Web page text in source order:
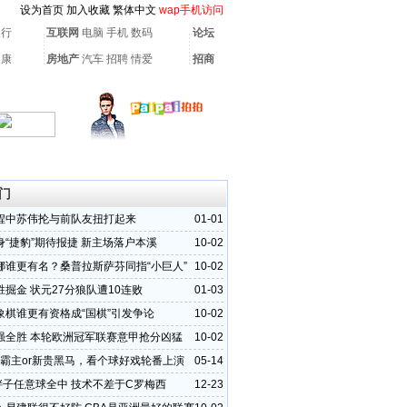
设为首页 加入收藏 繁体中文 wap手机访问
互联网 电脑 手机 数码 论坛
房地产 汽车 招聘 情爱 招商
01-01
中苏伟抡与前队友扭打起来
10-02
“捷豹”期待报捷 新主场落户本溪
10-02
谁更有名？桑普拉斯萨芬同指“小巨人”
01-03
掘金 状元27分狼队遭10连败
10-02
棋谁更有资格成“国棋”引发争论
10-02
全胜 本轮欧洲冠军联赛意甲抢分凶猛
05-14
主or新贵黑马，看个球好戏轮番上演
12-23
任意球全中 技术不差于C罗梅西